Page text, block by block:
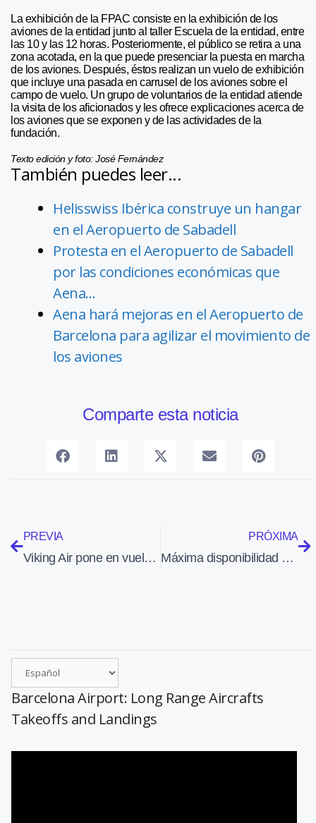
La exhibición de la FPAC consiste en la exhibición de los
aviones de la entidad junto al taller Escuela de la entidad, entre
las 10 y las 12 horas. Posteriormente, el público se retira a una
zona acotada, en la que puede presenciar la puesta en marcha
de los aviones. Después, éstos realizan un vuelo de exhibición
que incluye una pasada en carrusel de los aviones sobre el
campo de vuelo. Un grupo de voluntarios de la entidad atiende
la visita de los aficionados y les ofrece explicaciones acerca de
los aviones que se exponen y de las actividades de la
fundación.
Texto edición y foto: José Fernández
También puedes leer...
Helisswiss Ibérica construye un hangar
en el Aeropuerto de Sabadell
Protesta en el Aeropuerto de Sabadell
por las condiciones económicas que
Aena…
Aena hará mejoras en el Aeropuerto de
Barcelona para agilizar el movimiento de
los aviones
Comparte esta noticia
PREVIA
Viking Air pone en vuelo el primer DHC-6 Twin Otter serie 400
PRÓXIMA
Máxima disponibilidad de los motores Turbomeca que equipan los helicópteros franceses en Kabul
Barcelona Airport: Long Range Aircrafts
Takeoffs and Landings